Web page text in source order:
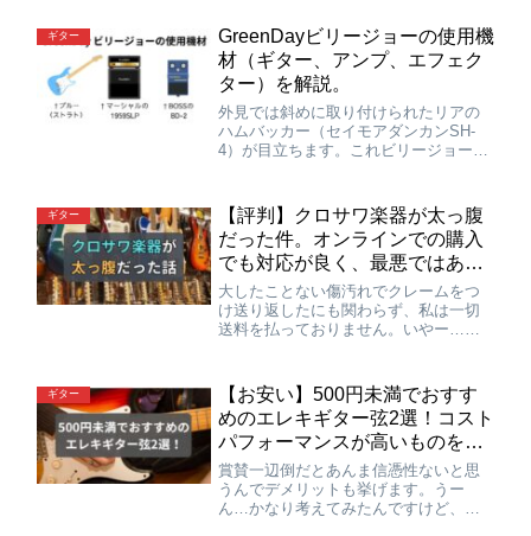
った』って思います。弦高は高いもの
の、その分音がキレイになったり弾き
にくさが上達につながるってメリット
もあるので…
ギター
GreenDayビリージョーの使用機
材（ギター、アンプ、エフェク
ター）を解説。
外見では斜めに取り付けられたリアの
ハムバッカー（セイモアダンカンSH-
4）が目立ちます。これビリージョーが
分で削って取り付けたらしいです。も
のすごいDIY精神ですよね。めちゃくち
ゃ大変なこと…
ギター
【評判】クロサワ楽器が太っ腹
だった件。オンラインでの購入
でも対応が良く、最悪ではあり
ませんでした。
大したことない傷汚れでクレームをつ
け送り返したにも関わらず、私は一切
送料を払っておりません。いやー…ク
ケースもつけてもらっちゃいました
し。まあこのケース自体はギターメー
カー側が無料でプレゼントしているも
のなので…
ギター
【お安い】500円未満でおすす
めのエレキギター弦2選！コスト
パフォーマンスが高いものを選
びました。
賞賛一辺倒だとあんま信憑性ないと思
うんでデメリットも挙げます。うー
ん…かなり考えてみたんですけど、特